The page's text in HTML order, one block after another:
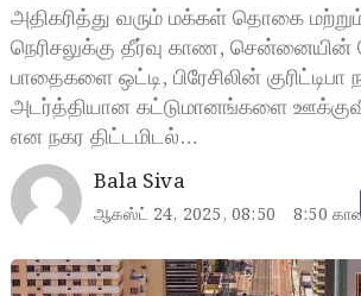
அதிகரித்து வரும் மக்கள் தொகை
நெரிசலுக்கு தீர்வு காண, சென்னையின்
பாதைகளை ஒட்டி, பிரேசிலின்
அடர்த்தியான கட்டுமானங்களை
என நகர திட்டமிடல்…
Bala Siva
ஆகஸ்ட் 24, 2025, 08:50 8:50